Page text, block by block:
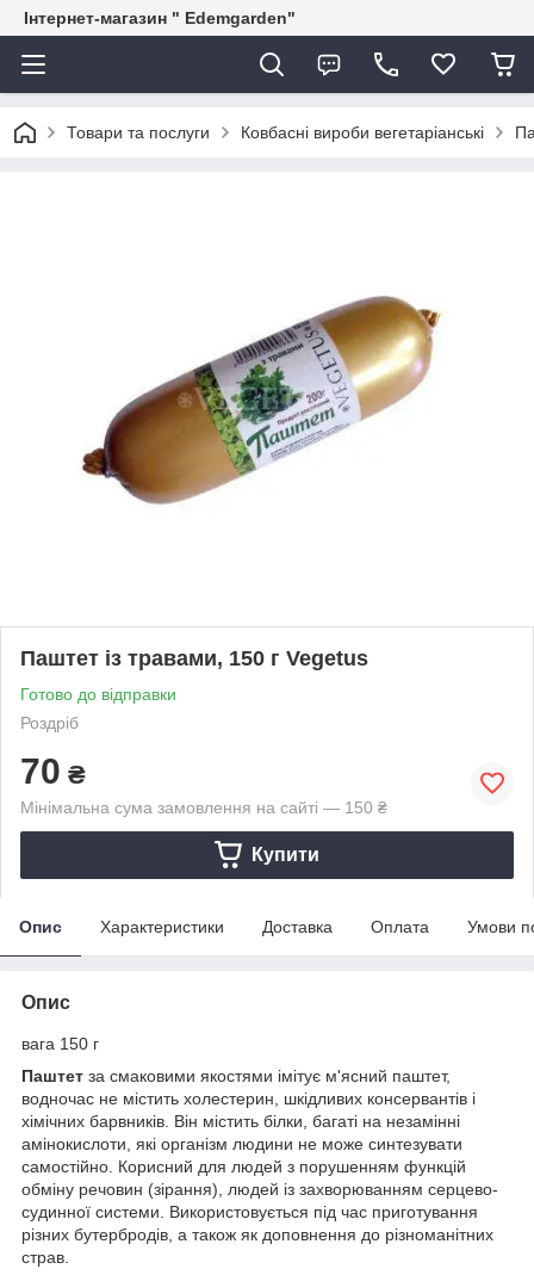
Інтернет-магазин " Edemgarden"
Товари та послуги Ковбасні вироби вегетаріанські
Паштет із травами, 150 г Vegetus
Готово до відправки
Роздріб
70 ₴
Мінімальна сума замовлення на сайті — 150 ₴
Купити
Опис Характеристики Доставка Оплата Умови
Опис
вага 150 г
Паштет за смаковими якостями імітує м'ясний паштет,
водночас не містить холестерин, шкідливих консервантів і
хімічних барвників. Він містить білки, багаті на незамінні
амінокислоти, які організм людини не може синтезувати
самостійно. Корисний для людей з порушенням функцій
обміну речовин (зірання), людей із захворюванням серцево-
судинної системи. Використовується під час приготування
різних бутербродів, а також як доповнення до різноманітних
страв.